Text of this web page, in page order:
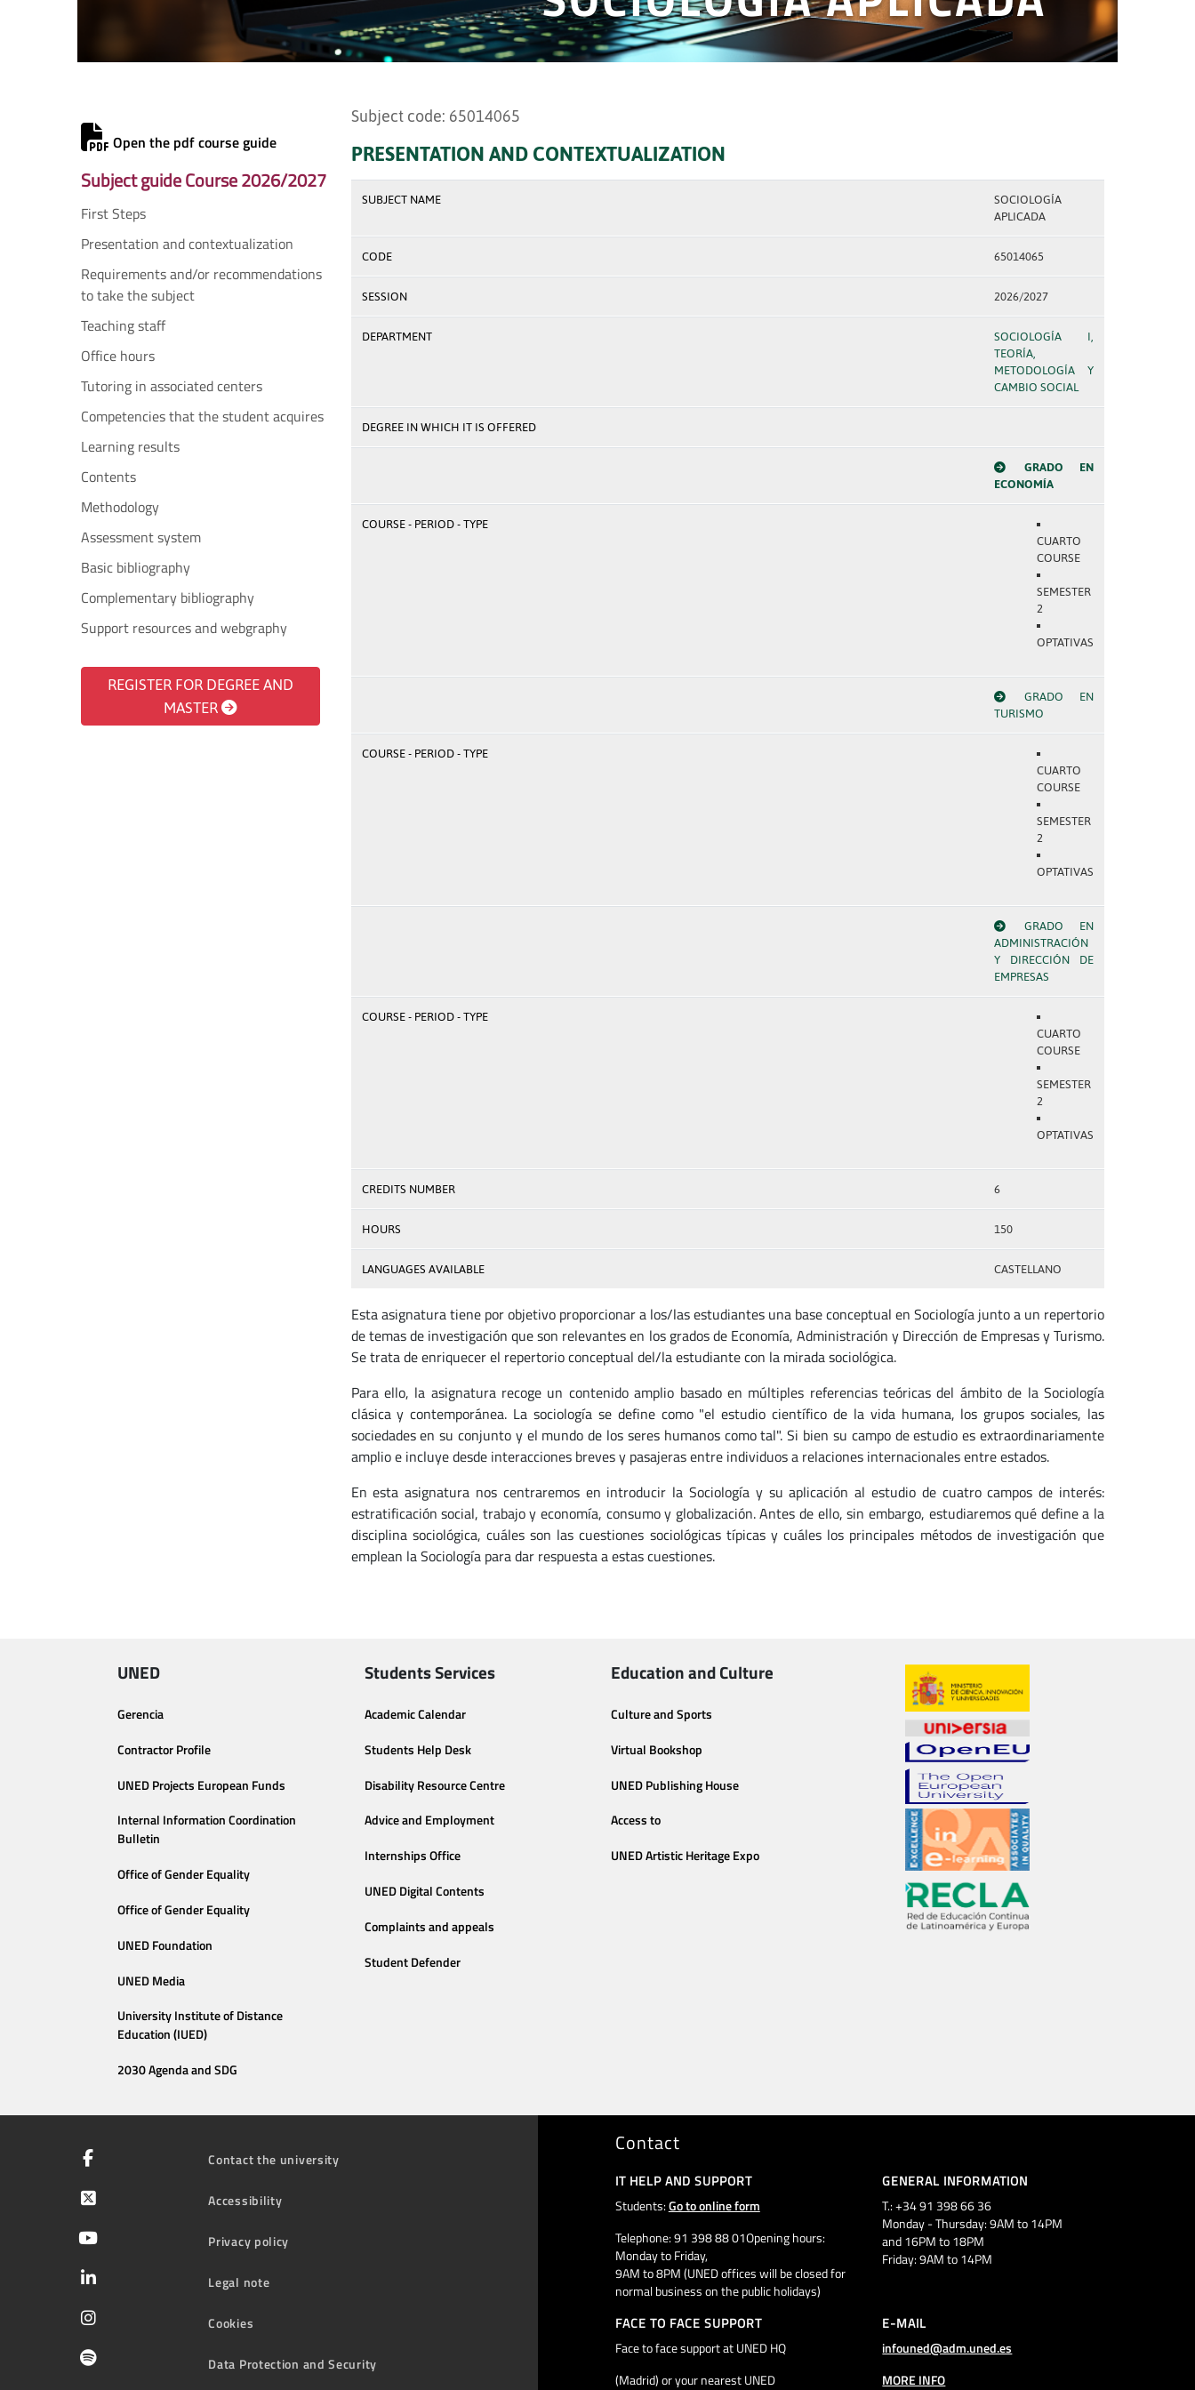
Open the pdf course guide
Subject guide Course 2026/2027
First Steps
Presentation and contextualization
Requirements and/or recommendations
to take the subject
Teaching staff
Office hours
Tutoring in associated centers
Competencies that the student acquires
Learning results
Contents
Methodology
Assessment system
Basic bibliography
Complementary bibliography
Support resources and webgraphy
REGISTER FOR DEGREE AND
MASTER
Subject code: 65014065
PRESENTATION AND CONTEXTUALIZATION
SUBJECT NAME
SOCIOLOGÍA
APLICADA
CODE 65014065
SESSION 2026/2027
DEPARTMENT
SOCIOLOGÍA I,
TEORÍA,
METODOLOGÍA Y
CAMBIO SOCIAL
DEGREE IN WHICH IT IS OFFERED
GRADO EN
ECONOMÍA
COURSE - PERIOD - TYPE
CUARTO
COURSE
SEMESTER
2
OPTATIVAS
GRADO EN
TURISMO
COURSE - PERIOD - TYPE
CUARTO
COURSE
SEMESTER
2
OPTATIVAS
GRADO EN
ADMINISTRACIÓN
Y DIRECCIÓN DE
EMPRESAS
COURSE - PERIOD - TYPE
CUARTO
COURSE
SEMESTER
2
OPTATIVAS
CREDITS NUMBER 6
HOURS 150
LANGUAGES AVAILABLE CASTELLANO
Esta asignatura tiene por objetivo proporcionar a los/las estudiantes una base conceptual en Sociología junto a un repertorio
de temas de investigación que son relevantes en los grados de Economía, Administración y Dirección de Empresas y Turismo.
Se trata de enriquecer el repertorio conceptual del/la estudiante con la mirada sociológica.
Para ello, la asignatura recoge un contenido amplio basado en múltiples referencias teóricas del ámbito de la Sociología
clásica y contemporánea. La sociología se define como "el estudio científico de la vida humana, los grupos sociales, las
sociedades en su conjunto y el mundo de los seres humanos como tal". Si bien su campo de estudio es extraordinariamente
amplio e incluye desde interacciones breves y pasajeras entre individuos a relaciones internacionales entre estados.
En esta asignatura nos centraremos en introducir la Sociología y su aplicación al estudio de cuatro campos de interés:
estratificación social, trabajo y economía, consumo y globalización. Antes de ello, sin embargo, estudiaremos qué define a la
disciplina sociológica, cuáles son las cuestiones sociológicas típicas y cuáles los principales métodos de investigación que
emplean la Sociología para dar respuesta a estas cuestiones.
UNED
Gerencia
Contractor Profile
UNED Projects European Funds
Internal Information Coordination
Bulletin
Office of Gender Equality
Office of Gender Equality
UNED Foundation
UNED Media
University Institute of Distance
Education (IUED)
2030 Agenda and SDG
Students Services
Academic Calendar
Students Help Desk
Disability Resource Centre
Advice and Employment
Internships Office
UNED Digital Contents
Complaints and appeals
Student Defender
Education and Culture
Culture and Sports
Virtual Bookshop
UNED Publishing House
Access to
UNED Artistic Heritage Expo
Contact the university
Accessibility
Privacy policy
Legal note
Cookies
Data Protection and Security
Contact
IT HELP AND SUPPORT
Students:Go to online form
Telephone: 91 398 88 01Opening hours:
Monday to Friday,
9AM to 8PM (UNED offices will be closed for
normal business on the public holidays)
GENERAL INFORMATION
T.: +34 91 398 66 36
Monday - Thursday: 9AM to 14PM
and 16PM to 18PM
Friday: 9AM to 14PM
FACE TO FACE SUPPORT
Face to face support at UNED HQ
(Madrid) or your nearest UNED
E-MAIL
infouned@adm.uned.es
MORE INFO